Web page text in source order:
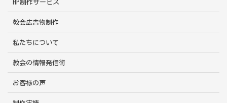
HP制作サービス
教会広告物制作
私たちについて
教会の情報発信術
お客様の声